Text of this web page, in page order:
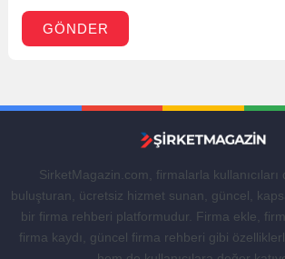
GÖNDER
SirketMagazin.com, firmalarla
buluşturan, ücretsiz hizmet sunan, güncel,
bir firma rehberi platformudur. Firma ekle,
firma kaydı, güncel firma rehberi gibi